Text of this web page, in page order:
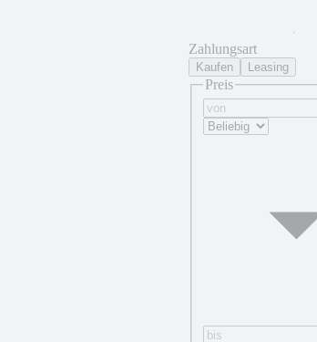
Zahlungsart
Kaufen Leasing
Preis